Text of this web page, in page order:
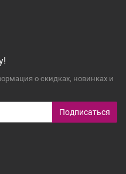
о скидках, новинках и
Подписаться